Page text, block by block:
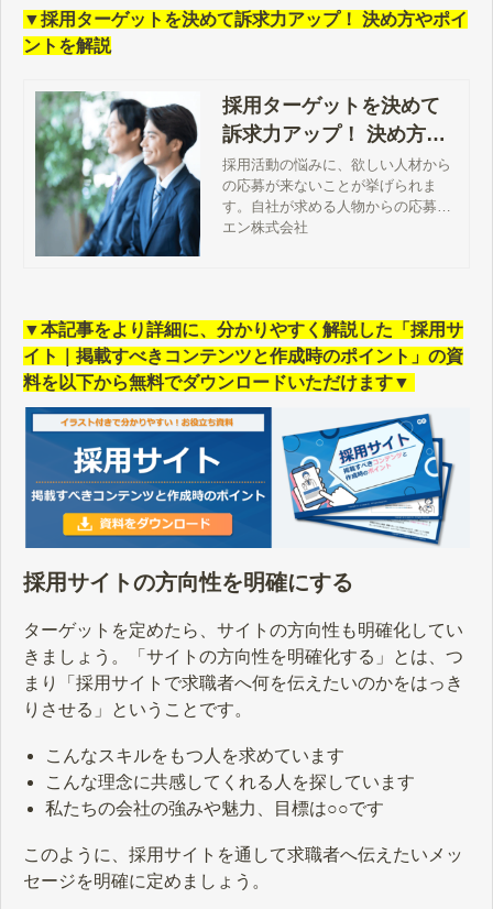
▼採用ターゲットを決めて訴求力アップ！ 決め方やポイ
ントを解説
採用ターゲットを決めて
訴求力アップ！ 決め方や
ポイントを解説
採用活動の悩みに、欲しい人材から
の応募が来ないことが挙げられま
す。自社が求める人物からの応募に
つなげるためには、採用ターゲット
ます。
エン株式会社
▼本記事をより詳細に、分かりやすく解説した「採用サ
イト｜掲載すべきコンテンツと作成時のポイント」の資
料を以下から無料でダウンロードいただけます▼
採用サイトの方向性を明確にする
ターゲットを定めたら、サイトの方向性も明確化してい
きましょう。「サイトの方向性を明確化する」とは、つ
まり「採用サイトで求職者へ何を伝えたいのかをはっき
りさせる」ということです。
こんなスキルをもつ人を求めています
こんな理念に共感してくれる人を探しています
私たちの会社の強みや魅力、目標は○○です
このように、採用サイトを通して求職者へ伝えたいメッ
セージを明確に定めましょう。